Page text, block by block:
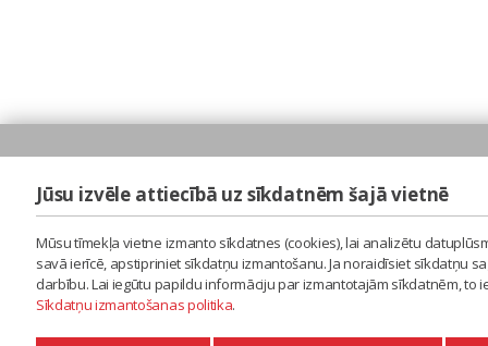
Jūsu izvēle attiecībā uz sīkdatnēm šajā vietnē
Mūsu tīmekļa vietne izmanto sīkdatnes (cookies), lai analizētu
savā ierīcē, apstipriniet sīkdatņu izmantošanu. Ja noraidīsiet sīkdatņu
darbību. Lai iegūtu papildu informāciju par izmantotajām sīkdatnēm,
Sīkdatņu izmantošanas politika.